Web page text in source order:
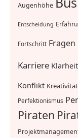
Augenhöhe
Entscheidung
Fortschritt Fragen
Karriere Klarheit
Konflikt Kreativität
Perfektionismus
Piraten